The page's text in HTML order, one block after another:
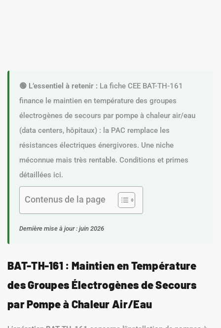
🟢 L’essentiel à retenir : La fiche CEE BAT-TH-161
finance le maintien en température des groupes
électrogènes de secours par pompe à chaleur air/eau
(data centers, hôpitaux) : la PAC remplace les
résistances électriques énergivores. Une niche
méconnue mais très rentable. Conditions et primes
détaillées ici.
Contenus de la page
Dernière mise à jour : juin 2026
BAT-TH-161 : Maintien en Température
des Groupes Électrogènes de Secours
par Pompe à Chaleur Air/Eau